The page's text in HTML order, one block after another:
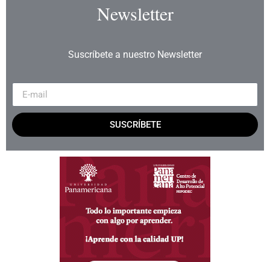
Newsletter
Suscríbete a nuestro Newsletter
SUSCRÍBETE